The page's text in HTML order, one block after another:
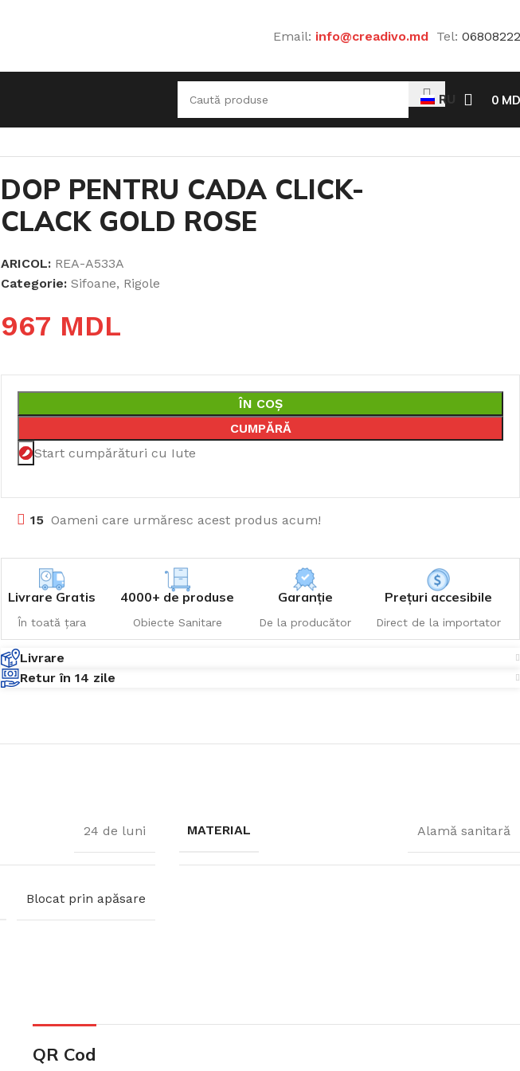
Email: info@creadivo.md Tel:
RU 0
DOP PENTRU CADA CLICK-
CLACK GOLD ROSE
ARICOL: REA-A533A
Categorie: Sifoane, Rigole
967 MDL
ÎN COȘ
CUMPĂRĂ
Start cumpărături cu Iute
15 Oameni care urmăresc acest produs acum!
Livrare Gratis
În toată țara
4000+ de produse
Obiecte Sanitare
Garanție
De la producător
Prețuri accesibile
Direct de la importator
Livrare
Retur în 14 zile
24 de luni MATERIAL Alamă sanitară
Blocat prin apăsare
QR Cod